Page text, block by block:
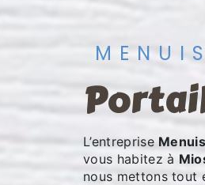
L’entreprise
vous habitez à
nous mettons tout